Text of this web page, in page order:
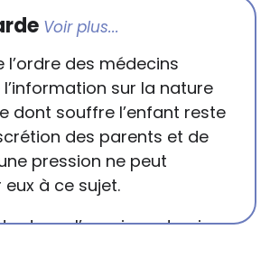
l’ordre des médecins
sur la nature
dont souffre l’enfant reste
des parents et de
pression ne peut
eux à ce sujet.
que l’enseignant puisse